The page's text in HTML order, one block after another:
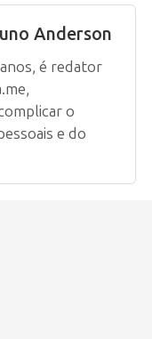
Anderson
é redator
o
e do